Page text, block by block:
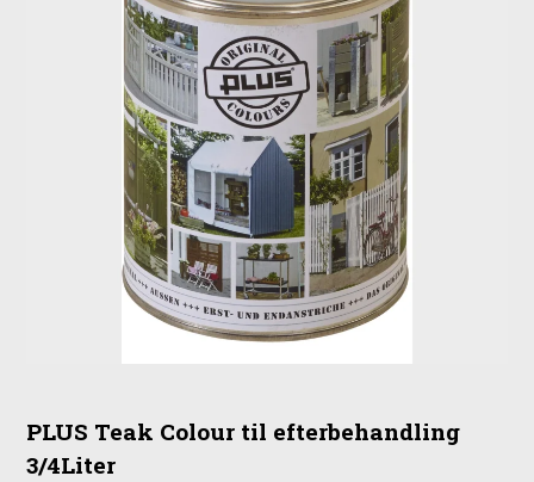
PLUS Teak Colour til efterbehandling
3/4Liter